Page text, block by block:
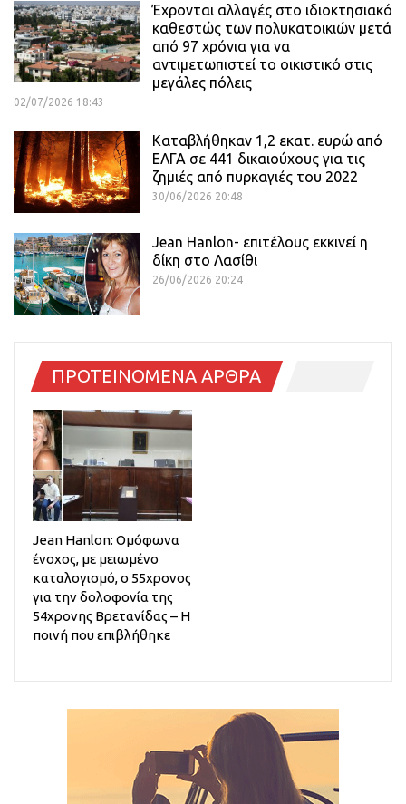
Έχρονται αλλαγές στο ιδιοκτησιακό
καθεστώς των πολυκατοικιών μετά
από 97 χρόνια για να
αντιμετωπιστεί το οικιστικό στις
μεγάλες πόλεις
02/07/2026 18:43
Καταβλήθηκαν 1,2 εκατ. ευρώ από
ΕΛΓΑ σε 441 δικαιούχους για τις
ζημιές από πυρκαγιές του 2022
30/06/2026 20:48
Jean Hanlon- επιτέλους εκκινεί η
δίκη στο Λασίθι
26/06/2026 20:24
ΠΡΟΤΕΙΝΟΜΕΝΑ ΑΡΘΡΑ
Jean Hanlon: Ομόφωνα
ένοχος, με μειωμένο
καταλογισμό, ο 55χρονος
για την δολοφονία της
54χρονης Βρετανίδας – Η
ποινή που επιβλήθηκε